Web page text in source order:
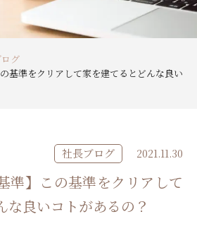
グ
基準をクリアして家を建てるとどんな良い
社長ブログ 2021.11.30
準】この基準をクリアして
な良いコトがあるの？